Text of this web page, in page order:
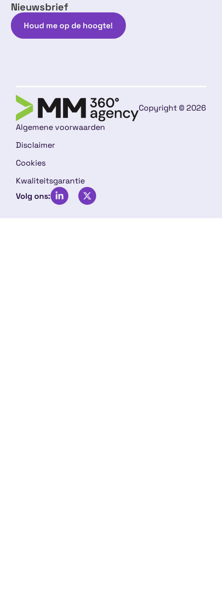
Nieuwsbrief
Houd me op de hoogte!
Copyright © 2026
Algemene voorwaarden
Disclaimer
Cookies
Kwaliteitsgarantie
Volg ons: